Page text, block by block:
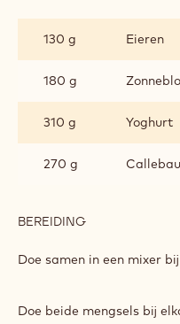
130 g
Eieren
180 g
310 g Yoghurt
270 g
BEREIDING
Doe samen in een mixer
Doe beide mengsels bij